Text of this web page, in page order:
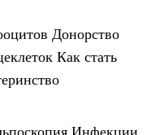
Донорство
Как стать
Инфекции,